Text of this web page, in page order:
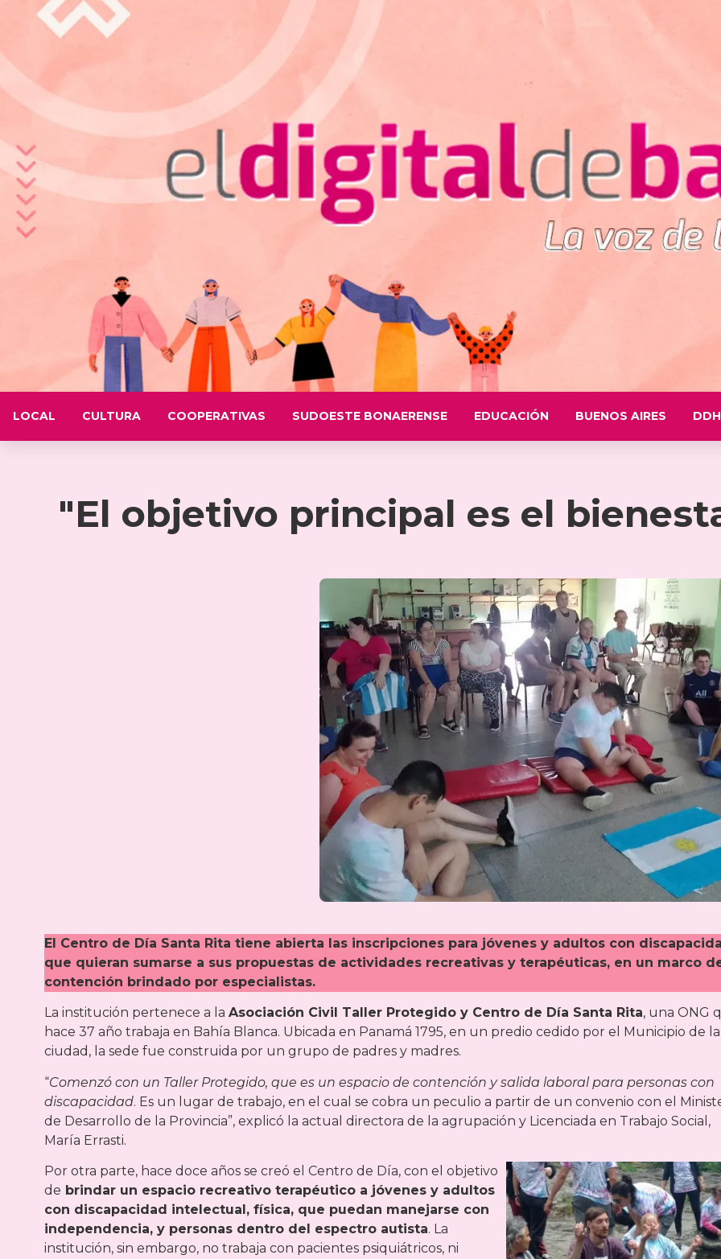
LOCAL CULTURA COOPERATIVAS SUDOESTE BONAERENSE EDUCACIÓN BUENOS AIRES
"El objetivo principal es el
El Centro de Día Santa Rita tiene abierta las inscripciones para jóvenes y adultos con
que quieran sumarse a sus propuestas de actividades recreativas y terapéuticas, en un marco
contención brindado por especialistas.
La institución pertenece a la Asociación Civil Taller Protegido y Centro de Día Santa Rita, una ONG
hace 37 año trabaja en Bahía Blanca. Ubicada en Panamá 1795, en un predio cedido por el Municipio de la
ciudad, la sede fue construida por un grupo de padres y madres.
“Comenzó con un Taller Protegido, que es un espacio de contención y salida laboral para personas con
discapacidad. Es un lugar de trabajo, en el cual se cobra un peculio a partir de un convenio con el
de Desarrollo de la Provincia”, explicó la actual directora de la agrupación y Licenciada en Trabajo Social,
María Errasti.
Por otra parte, hace doce años se creó el Centro de Día, con el objetivo
de brindar un espacio recreativo terapéutico a jóvenes y adultos
con discapacidad intelectual, física, que puedan manejarse con
independencia, y personas dentro del espectro autista. La
institución, sin embargo, no trabaja con pacientes psiquiátricos, ni